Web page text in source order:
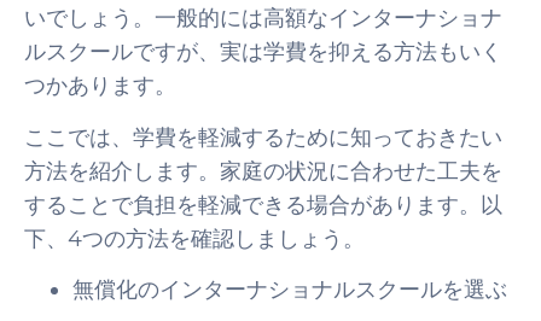
いでしょう。一般的には高額なインターナショナ
ルスクールですが、実は学費を抑える方法もいく
つかあります。
ここでは、学費を軽減するために知っておきたい
方法を紹介します。家庭の状況に合わせた工夫を
することで負担を軽減できる場合があります。以
下、4つの方法を確認しましょう。
無償化のインターナショナルスクールを選ぶ